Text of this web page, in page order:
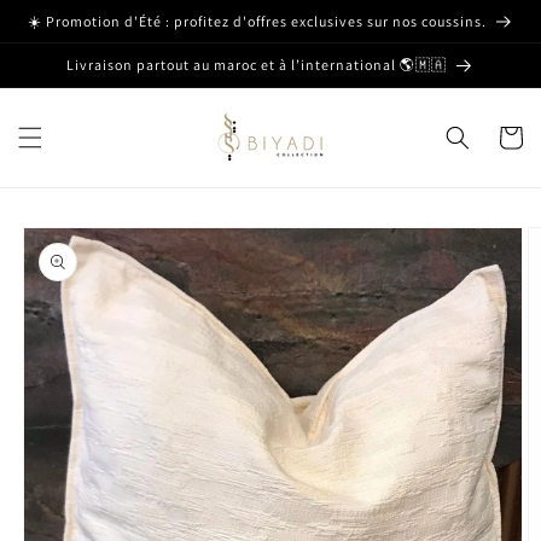
et passer
contenu
☀️ Promotion d'Été : profitez d'offres exclusives sur nos coussins.
Livraison partout au maroc et à l’international 🌎🇲🇦
Panier
Passer aux
informations
produits